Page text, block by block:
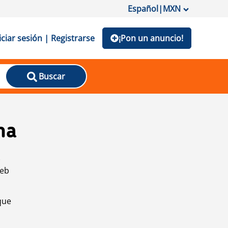
Español|MXN
sesión | Registrarse ¡Pon un anuncio!
Buscar